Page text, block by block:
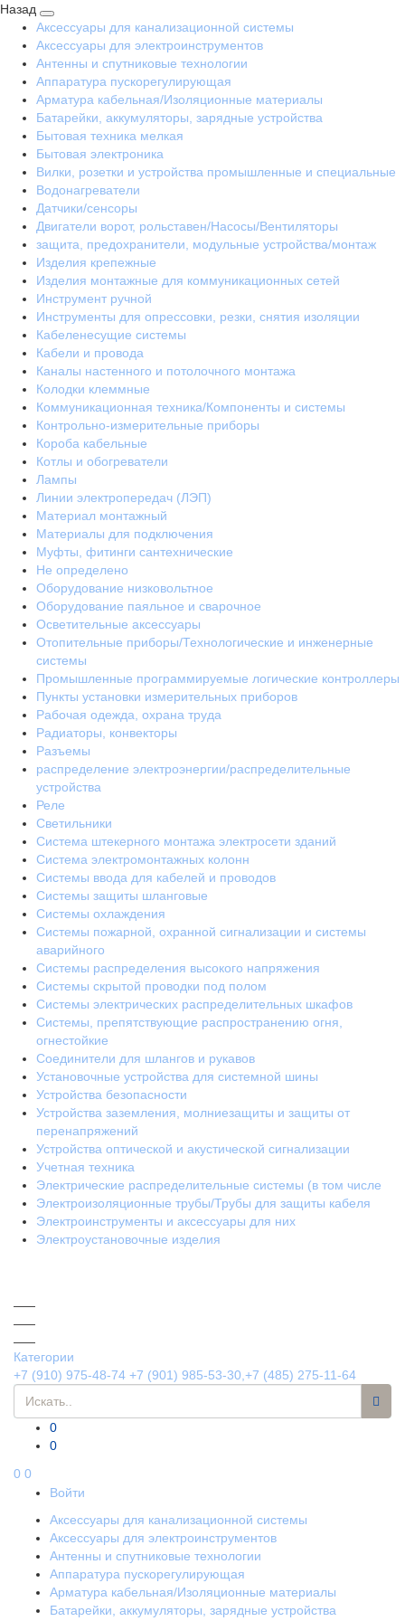
Назад
Аксессуары для канализационной системы
Аксессуары для электроинструментов
Антенны и спутниковые технологии
Аппаратура пускорегулирующая
Арматура кабельная/Изоляционные материалы
Батарейки, аккумуляторы, зарядные устройства
Бытовая техника мелкая
Бытовая электроника
Вилки, розетки и устройства промышленные и специальные
Водонагреватели
Датчики/сенсоры
Двигатели ворот, рольставен/Насосы/Вентиляторы
защита, предохранители, модульные устройства/монтаж
Изделия крепежные
Изделия монтажные для коммуникационных сетей
Инструмент ручной
Инструменты для опрессовки, резки, снятия изоляции
Кабеленесущие системы
Кабели и провода
Каналы настенного и потолочного монтажа
Колодки клеммные
Коммуникационная техника/Компоненты и системы
Контрольно-измерительные приборы
Короба кабельные
Котлы и обогреватели
Лампы
Линии электропередач (ЛЭП)
Материал монтажный
Материалы для подключения
Муфты, фитинги сантехнические
Не определено
Оборудование низковольтное
Оборудование паяльное и сварочное
Осветительные аксессуары
Отопительные приборы/Технологические и инженерные
системы
Промышленные программируемые логические контроллеры
Пункты установки измерительных приборов
Рабочая одежда, охрана труда
Радиаторы, конвекторы
Разъемы
распределение электроэнергии/распределительные
устройства
Реле
Светильники
Система штекерного монтажа электросети зданий
Система электромонтажных колонн
Системы ввода для кабелей и проводов
Системы защиты шланговые
Системы охлаждения
Системы пожарной, охранной сигнализации и системы
аварийного
Системы распределения высокого напряжения
Системы скрытой проводки под полом
Системы электрических распределительных шкафов
Системы, препятствующие распространению огня,
огнестойкие
Соединители для шлангов и рукавов
Установочные устройства для системной шины
Устройства безопасности
Устройства заземления, молниезащиты и защиты от
перенапряжений
Устройства оптической и акустической сигнализации
Учетная техника
Электрические распределительные системы (в том числе
Электроизоляционные трубы/Трубы для защиты кабеля
Электроинструменты и аксессуары для них
Электроустановочные изделия
Категории
+7 (910) 975-48-74 +7 (901) 985-53-30,+7 (485) 275-11-64
0
0
0 0
Войти
Аксессуары для канализационной системы
Аксессуары для электроинструментов
Антенны и спутниковые технологии
Аппаратура пускорегулирующая
Арматура кабельная/Изоляционные материалы
Батарейки, аккумуляторы, зарядные устройства